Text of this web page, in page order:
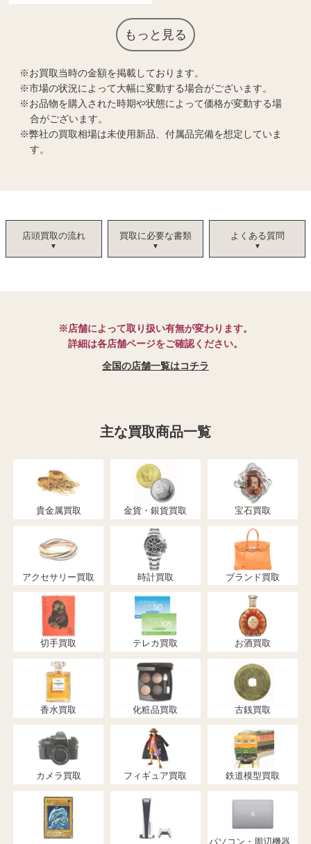
もっと見る
お買取当時の金額を掲載しております。
市場の状況によって大幅に変動する場合がございます。
お品物を購入された時期や状態によって価格が変動する場
合がございます。
弊社の買取相場は未使用新品、付属品完備を想定していま
す。
店頭買取の流れ 買取に必要な書類 よくある質問
※店舗によって取り扱い有無が変わります。
詳細は各店舗ページをご確認ください。
全国の店舗一覧はコチラ
主な買取商品一覧
貴金属買取 金貨・銀貨買取 宝石買取
アクセサリー買取 時計買取 ブランド買取
切手買取 テレカ買取 お酒買取
香水買取 化粧品買取 古銭買取
カメラ買取 フィギュア買取 鉄道模型買取
パソコン・周辺機器